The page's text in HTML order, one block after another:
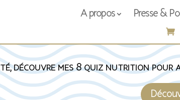
A propos Presse &
découvre mes 8 quiz nutrition pour